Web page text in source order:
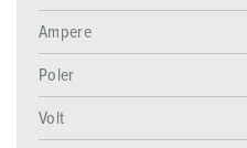
Ampere
Poler
Volt